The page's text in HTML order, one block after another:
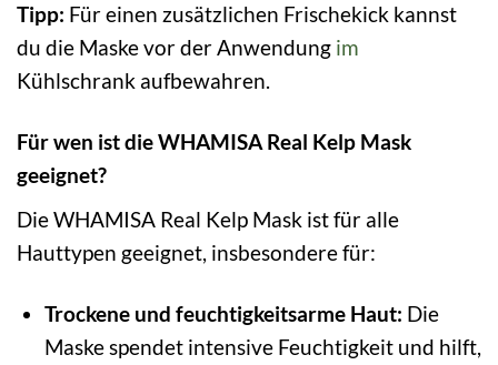
Tipp: Für einen zusätzlichen Frischekick kannst
du die Maske vor der Anwendung im
Kühlschrank aufbewahren.
Für wen ist die WHAMISA Real Kelp Mask
geeignet?
Die WHAMISA Real Kelp Mask ist für alle
Hauttypen geeignet, insbesondere für:
Trockene und feuchtigkeitsarme Haut: Die
Maske spendet intensive Feuchtigkeit und hilft,